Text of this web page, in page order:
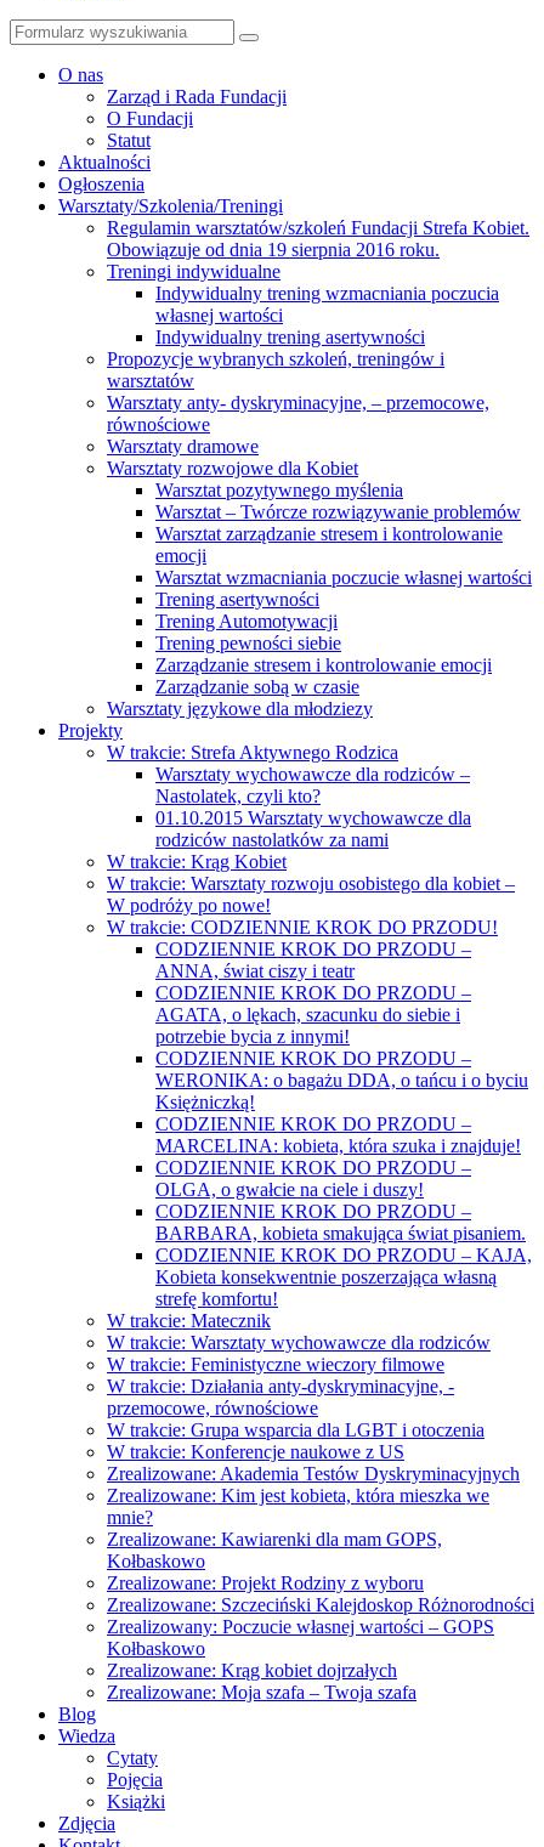
Szukaj
O nas
Zarząd i Rada Fundacji
O Fundacji
Statut
Aktualności
Ogłoszenia
Warsztaty/Szkolenia/Treningi
Regulamin warsztatów/szkoleń Fundacji Strefa Kobiet.
Obowiązuje od dnia 19 sierpnia 2016 roku.
Treningi indywidualne
Indywidualny trening wzmacniania poczucia
własnej wartości
Indywidualny trening asertywności
Propozycje wybranych szkoleń, treningów i
warsztatów
Warsztaty anty- dyskryminacyjne, – przemocowe,
równościowe
Warsztaty dramowe
Warsztaty rozwojowe dla Kobiet
Warsztat pozytywnego myślenia
Warsztat – Twórcze rozwiązywanie problemów
Warsztat zarządzanie stresem i kontrolowanie
emocji
Warsztat wzmacniania poczucie własnej wartości
Trening asertywności
Trening Automotywacji
Trening pewności siebie
Zarządzanie stresem i kontrolowanie emocji
Zarządzanie sobą w czasie
Warsztaty językowe dla młodziezy
Projekty
W trakcie: Strefa Aktywnego Rodzica
Warsztaty wychowawcze dla rodziców –
Nastolatek, czyli kto?
01.10.2015 Warsztaty wychowawcze dla
rodziców nastolatków za nami
W trakcie: Krąg Kobiet
W trakcie: Warsztaty rozwoju osobistego dla kobiet –
W podróży po nowe!
W trakcie: CODZIENNIE KROK DO PRZODU!
CODZIENNIE KROK DO PRZODU –
ANNA, świat ciszy i teatr
CODZIENNIE KROK DO PRZODU –
AGATA, o lękach, szacunku do siebie i
potrzebie bycia z innymi!
CODZIENNIE KROK DO PRZODU –
WERONIKA: o bagażu DDA, o tańcu i o byciu
Księżniczką!
CODZIENNIE KROK DO PRZODU –
MARCELINA: kobieta, która szuka i znajduje!
CODZIENNIE KROK DO PRZODU –
OLGA, o gwałcie na ciele i duszy!
CODZIENNIE KROK DO PRZODU –
BARBARA, kobieta smakująca świat pisaniem.
CODZIENNIE KROK DO PRZODU – KAJA,
Kobieta konsekwentnie poszerzająca własną
strefę komfortu!
W trakcie: Matecznik
W trakcie: Warsztaty wychowawcze dla rodziców
W trakcie: Feministyczne wieczory filmowe
W trakcie: Działania anty-dyskryminacyjne, -
przemocowe, równościowe
W trakcie: Grupa wsparcia dla LGBT i otoczenia
W trakcie: Konferencje naukowe z US
Zrealizowane: Akademia Testów Dyskryminacyjnych
Zrealizowane: Kim jest kobieta, która mieszka we
mnie?
Zrealizowane: Kawiarenki dla mam GOPS,
Kołbaskowo
Zrealizowane: Projekt Rodziny z wyboru
Zrealizowane: Szczeciński Kalejdoskop Różnorodności
Zrealizowany: Poczucie własnej wartości – GOPS
Kołbaskowo
Zrealizowane: Krąg kobiet dojrzałych
Zrealizowane: Moja szafa – Twoja szafa
Blog
Wiedza
Cytaty
Pojęcia
Książki
Zdjęcia